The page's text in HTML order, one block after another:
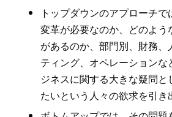
トップダウンのアプローチ
変革が必要なのか、どのよ
があるのか、部門別、財務、
ティング、オペレーション
ジネスに関する大きな疑問と
たいという人々の欲求を引き